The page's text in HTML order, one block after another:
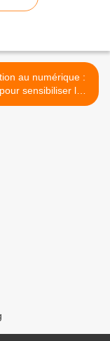
au numérique :
sensibiliser les
et autres